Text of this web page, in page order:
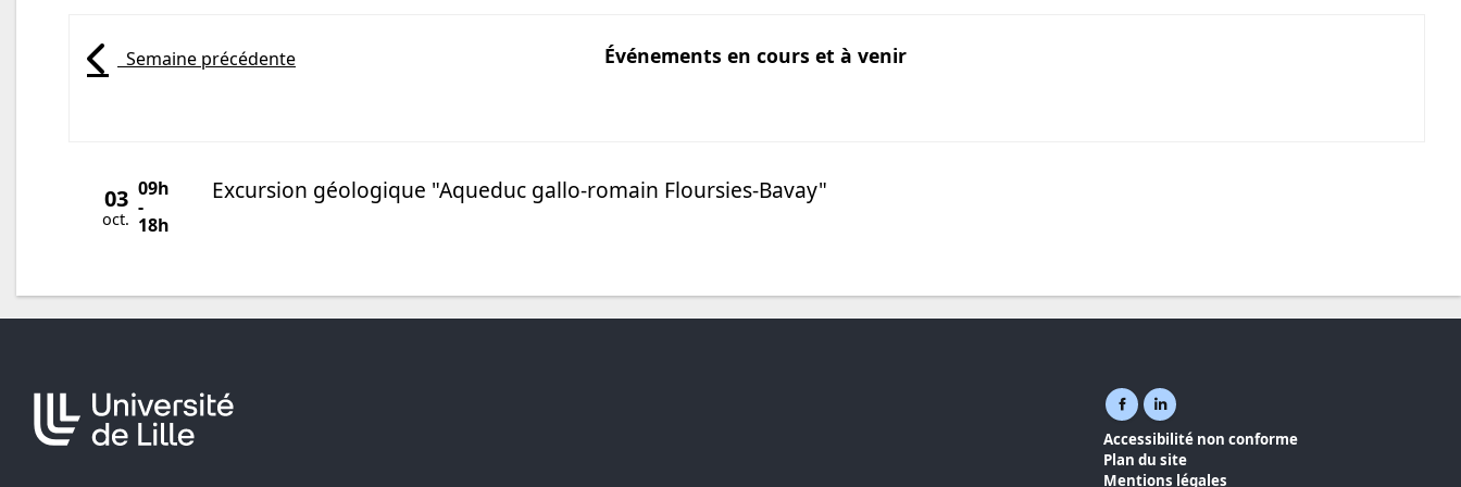
Semaine précédente
( Du 2026-08-03 au 09-08-2026)
Événements en cours et à venir
03
oct.
09h
-
18h
Excursion géologique "Aqueduc gallo-romain Floursies-Bavay"
Facebook ( nouvelle fenêtre)
Linkedin ( nouvelle fenêtre)
Accessibilité non conforme
Plan du site
Mentions légales